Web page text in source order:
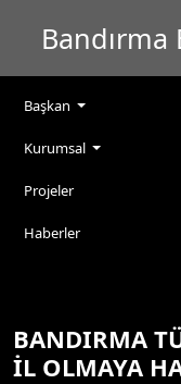
Bandırma
Başkan
Kurumsal
Projeler
Haberler
BANDIRMA
İL OLMAYA